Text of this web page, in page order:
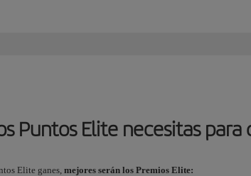
Puntos Elite necesitas
Elite ganes, mejores serán los Premios Elite: